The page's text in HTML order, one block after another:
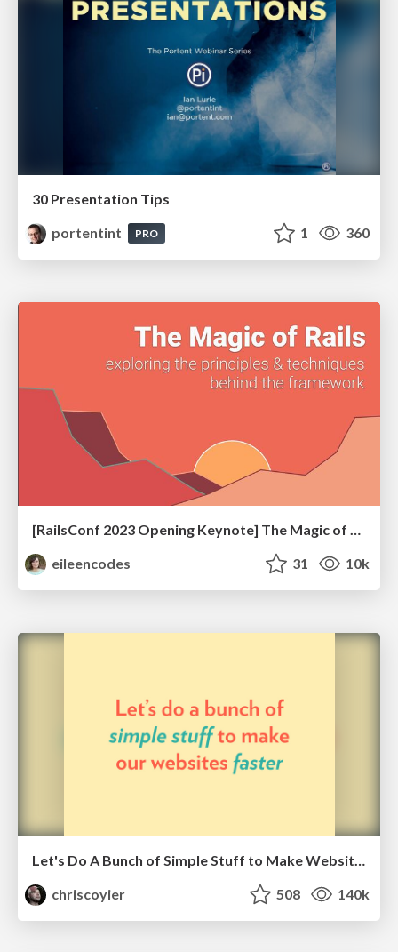
30 Presentation Tips
portentint
PRO 1 360
[RailsConf 2023 Opening Keynote] The Magic of Rails
eileencodes
31 10k
Let's Do A Bunch of Simple Stuff to Make Websites Faster
chriscoyier
508 140k